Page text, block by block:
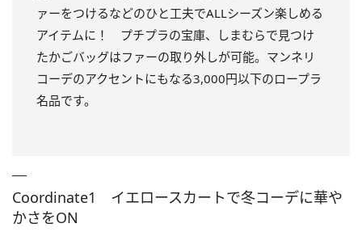
ァーをつけるなどのひと工夫でALLシーズン楽しめる
アイテムに！ プチプラの宝庫、しまむらで見つけ
たかごバッグはファーの取り外しが可能。マンネリ
コーデのアクセントにもなる3,000円以下のロープラ
名品です。
Coordinate1 イエロースカートで冬コーデに華や
かさをON